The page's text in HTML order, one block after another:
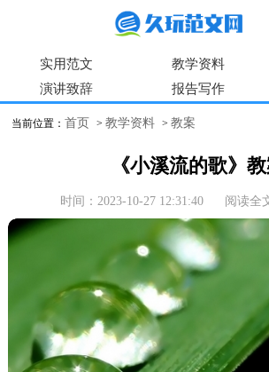
实用范文 教学资料
演讲致辞
报告写作
当前位置：首页 >教学资料 >教案
《小溪流的歌》
时间：2023-10-27 12:31:40 阅读全